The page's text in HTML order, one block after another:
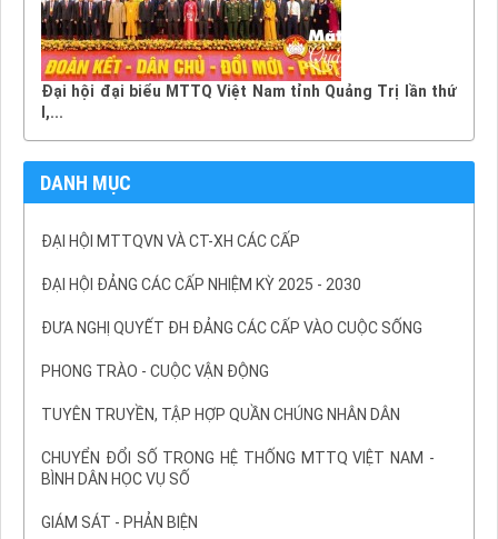
Đại hội đại biểu MTTQ Việt Nam tỉnh Quảng Trị lần thứ
I,...
DANH MỤC
ĐẠI HỘI MTTQVN VÀ CT-XH CÁC CẤP
ĐẠI HỘI ĐẢNG CÁC CẤP NHIỆM KỲ 2025 - 2030
ĐƯA NGHỊ QUYẾT ĐH ĐẢNG CÁC CẤP VÀO CUỘC SỐNG
PHONG TRÀO - CUỘC VẬN ĐỘNG
TUYÊN TRUYỀN, TẬP HỢP QUẦN CHÚNG NHÂN DÂN
CHUYỂN ĐỔI SỐ TRONG HỆ THỐNG MTTQ VIỆT NAM -
BÌNH DÂN HỌC VỤ SỐ
GIÁM SÁT - PHẢN BIỆN